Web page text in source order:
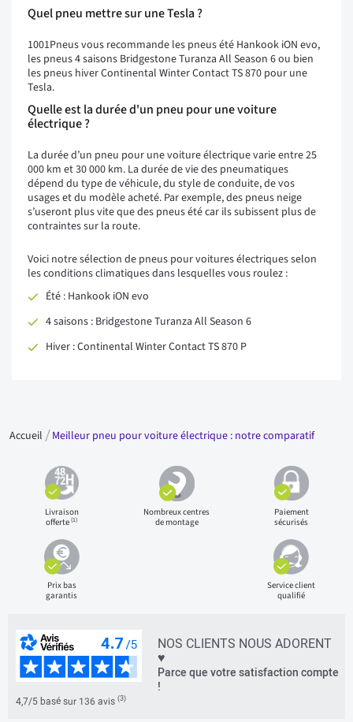
Quel pneu mettre sur une Tesla ?
1001Pneus vous recommande les pneus été Hankook iON evo,
les pneus 4 saisons Bridgestone Turanza All Season 6 ou bien
les pneus hiver Continental Winter Contact TS 870 pour une
Tesla.
Quelle est la durée d'un pneu pour une voiture
électrique ?
La durée d’un pneu pour une voiture électrique varie entre 25
000 km et 30 000 km. La durée de vie des pneumatiques
dépend du type de véhicule, du style de conduite, de vos
usages et du modèle acheté. Par exemple, des pneus neige
s’useront plus vite que des pneus été car ils subissent plus de
contraintes sur la route.
Voici notre sélection de pneus pour voitures électriques selon
les conditions climatiques dans lesquelles vous roulez :
Été : Hankook iON evo
4 saisons : Bridgestone Turanza All Season 6
Hiver : Continental Winter Contact TS 870 P
Accueil Meilleur pneu pour voiture électrique : notre comparatif
Livraison
offerte(1)
Nombreux centres
de montage
Paiement
sécurisés
Prix bas
garantis
Service client
qualifié
NOS CLIENTS NOUS ADORENT
♥
Parce que votre satisfaction compte
!
4,7/5 basé sur 136 avis (3)